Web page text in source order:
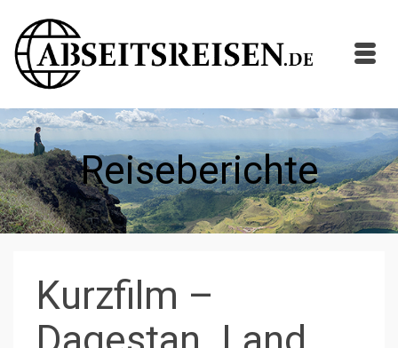
Reiseberichte
Kurzfilm –